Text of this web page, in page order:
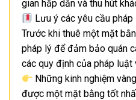
gian hấp dẫn và thu hút
Lưu ý các yêu cầu pháp
Trước khi thuê một mặt
pháp lý để đảm bảo quán
các quy định của pháp
Những kinh nghiệm
được một mặt bằng tốt